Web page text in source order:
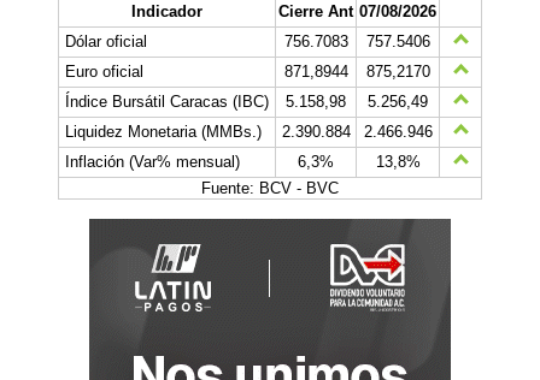
Indicador Cierre Ant 07/08/2026
Dólar oficial
756.7083
757.5406
Euro oficial
871,8944
875,2170
Índice Bursátil Caracas (IBC)
5.158,98
5.256,49
Liquidez Monetaria (MMBs.)
2.390.884
2.466.946
Inflación (Var% mensual)
6,3%
13,8%
Fuente: BCV - BVC